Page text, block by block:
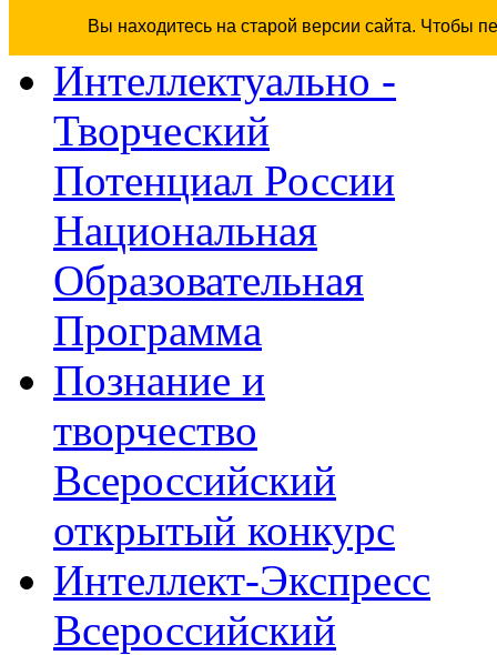
Вы находитесь на старой версии сайта. Чтобы
Интеллектуально -
Творческий
Потенциал России
Национальная
Образовательная
Программа
Познание и
творчество
Всероссийский
открытый конкурс
Интеллект-Экспресс
Всероссийский